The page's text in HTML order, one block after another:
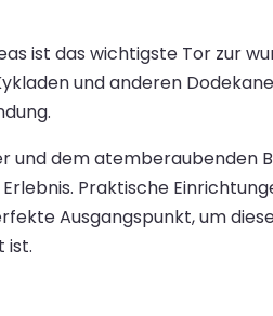
ist das wichtigste Tor zur
und anderen
und dem atemberaubenden
Praktische
Ausgangspunkt, um
ist.